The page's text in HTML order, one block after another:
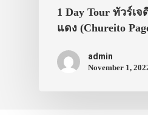
1 Day Tour ทัวร์เ
แดง (Chureito
admin
November 1,